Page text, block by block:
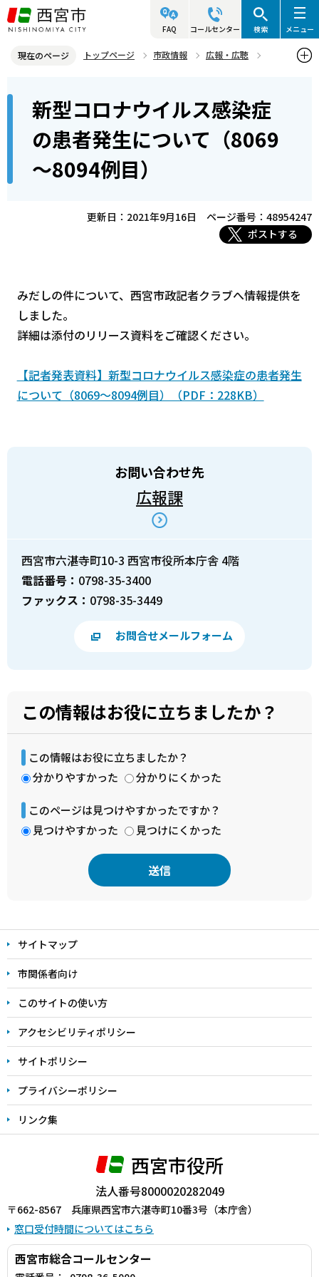
こ
の
ジ
す
FAQ コールセンター 検索 メニュー
現在のページ トップページ 市政情報
広報・広聴
新型コロナウイルス感染症の患者発生について（8069～8094例目）
ら
新型コロナウイルス感染症
の患者発生について（8069
～8094例目）
更新日：2021年9月16日
ページ番号：48954247
ポストする
みだしの件について、西宮市政記者クラブへ情報提供を
しました。
詳細は添付のリリース資料をご確認ください。
【記者発表資料】新型コロナウイルス感染症の患者発生
について（8069～8094例目）（PDF：228KB）
お問い合わせ先
広報課
西宮市六湛寺町10-3 西宮市役所本庁舎 4階
電話番号： 0798-35-3400
ファックス： 0798-35-3449
お問合せメールフォーム
この情報はお役に立ちましたか？
この情報はお役に立ちましたか？
分かりやすかった
分かりにくかった
このページは見つけやすかったですか？
見つけやすかった
見つけにくかった
文
こ
こ
ま
で
サイトマップ
市関係者向け
このサイトの使い方
アクセシビリティポリシー
サイトポリシー
プライバシーポリシー
リンク集
西宮市役所
法人番号8000020282049
〒662-8567 兵庫県西宮市六湛寺町10番3号（本庁舎）
窓口受付時間についてはこちら
西宮市総合コールセンター